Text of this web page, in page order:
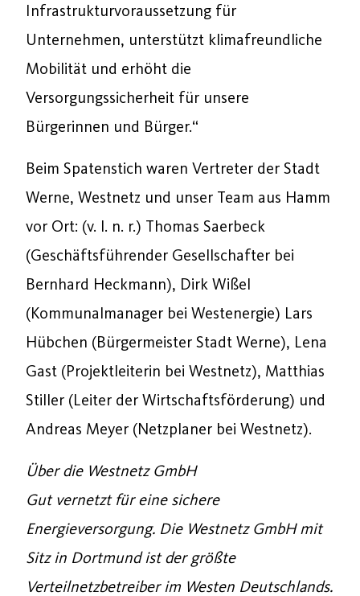
Infrastrukturvoraussetzung für
Unternehmen, unterstützt klimafreundliche
Mobilität und erhöht die
Versorgungssicherheit für unsere
Bürgerinnen und Bürger.“
Beim Spatenstich waren Vertreter der Stadt
Werne, Westnetz und unser Team aus Hamm
vor Ort: (v. l. n. r.) Thomas Saerbeck
(Geschäftsführender Gesellschafter bei
Bernhard Heckmann), Dirk Wißel
(Kommunalmanager bei Westenergie) Lars
Hübchen (Bürgermeister Stadt Werne), Lena
Gast (Projektleiterin bei Westnetz), Matthias
Stiller (Leiter der Wirtschaftsförderung) und
Andreas Meyer (Netzplaner bei Westnetz).
Über die Westnetz GmbH
Gut vernetzt für eine sichere
Energieversorgung. Die Westnetz GmbH mit
Sitz in Dortmund ist der größte
Verteilnetzbetreiber im Westen Deutschlands.